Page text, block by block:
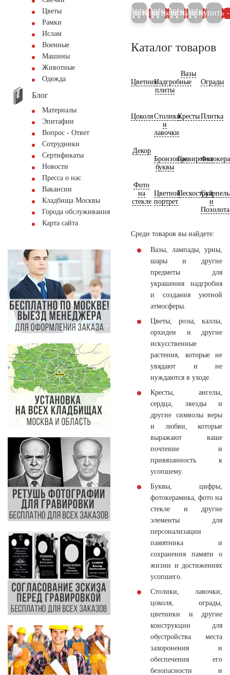
Цветы
Рамки
Ислам
Военные
Машины
Животные
Одежда
Блог
Материалы
Эпитафии
Вопрос - Ответ
Сотрудники
Сертификаты
Новости
Пресса о нас
Вакансии
Кладбища Москвы
Города обслуживания
Карта сайта
Купить 5%
Купить 5%
Купить 5%
Купить 5%
Купить
Каталог товаров
ЦветникНадгробные
плиты
Вазы
Ограды
ЦоколяСтолики
и
лавочки
КрестыПлитка
Декор
Бронзовые
буквы
Гравировка
Фото
на
стекле
Цветной
портрет
ПескоструйСкарпель
и
Позолота
Среди товаров вы найдете:
Вазы, лампады, урны,
шары и другие
предметы для
украшения надгробия
и создания уютной
атмосферы.
Цветы, розы, каллы,
орхидеи и другие
искусственные
растения, которые не
увядают и не
нуждаются в уходе.
Кресты, ангелы,
сердца, звезды и
другие символы веры
и любви, которые
выражают ваше
почтение и
привязанность к
усопшему.
Буквы, цифры,
фотокерамика, фото на
стекле и другие
элементы для
персонализации
памятника и
сохранения памяти о
жизни и достижениях
усопшего.
Столики, лавочки,
цоколя, ограды,
цветники и другие
конструкции для
обустройства места
захоронения и
обеспечения его
безопасности и